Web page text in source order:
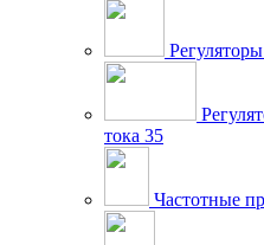
тока 35
Частотные